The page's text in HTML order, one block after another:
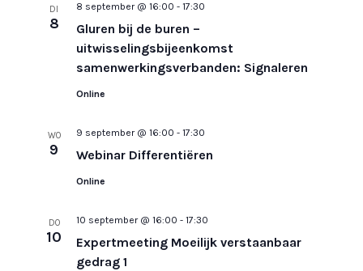
DI
8
Gluren bij de buren –
uitwisselingsbijeenkomst
samenwerkingsverbanden: Signaleren
8 september @ 16:00 - 17:30
Online
WO
9 Webinar Differentiëren
9 september @ 16:00 - 17:30
Online
DO
10
Expertmeeting Moeilijk verstaanbaar
gedrag 1
10 september @ 16:00 - 17:30